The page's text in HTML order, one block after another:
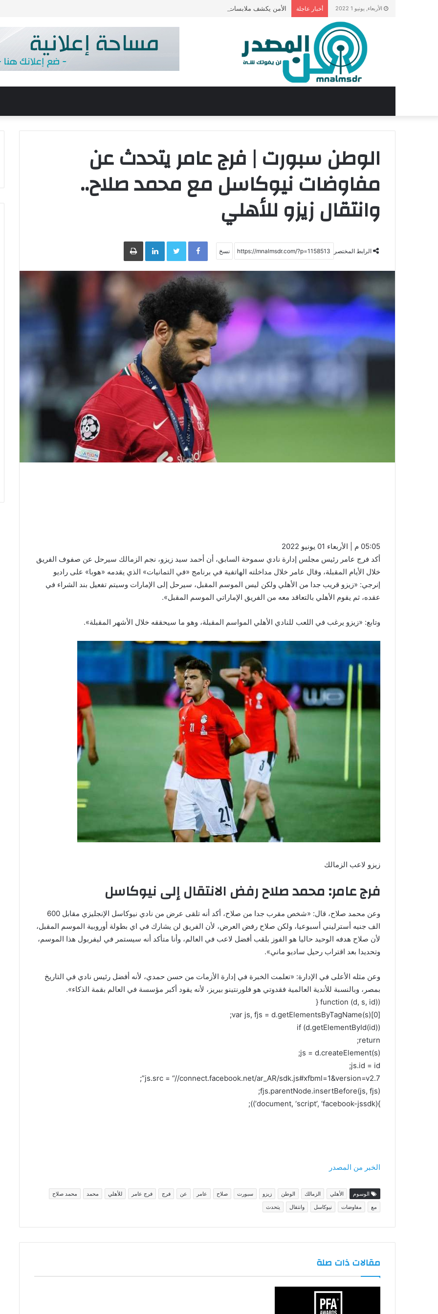
الأربعاء, يونيو 1 2022 أخبار عاجلة الأمن يكشف ملابسات فيديو إطلاق شخص النار على المارة بالدقهلية
الوطن سبورت | فرج عامر يتحدث عن
مفاوضات نيوكاسل مع محمد صلاح..
وانتقال زيزو للأهلي
الرابط المختصر
Facebook
Twitter
LinkedInطباعة
05:05 م | الأربعاء 01 يونيو 2022
أكد فرج عامر رئيس مجلس إدارة نادي سموحة السابق، أن أحمد سيد زيزو، نجم الزمالك سيرحل عن صفوف الفريق
خلال الأيام المقبلة، وقال عامر خلال مداخلته الهاتفية في برنامج «في التمانيات» الذي يقدمه «هوبا» على راديو
إنرجي: «زيزو قريب جدا من الأهلي ولكن ليس الموسم المقبل، سيرحل إلى الإمارات وسيتم تفعيل بند الشراء في
عقده، ثم يقوم الأهلي بالتعاقد معه من الفريق الإماراتي الموسم المقبل».
وتابع: «زيزو يرغب في اللعب للنادي الأهلي المواسم المقبلة، وهو ما سيحققه خلال الأشهر المقبلة».
زيزو لاعب الزمالك
فرج عامر: محمد صلاح رفض الانتقال إلى نيوكاسل
وعن محمد صلاح، قال: «شخص مقرب جدا من صلاح، أكد أنه تلقى عرض من نادي نيوكاسل الإنجليزي مقابل 600
الف جنيه أسترليني أسبوعيا، ولكن صلاح رفض العرض، لأن الفريق لن يشارك في اي بطولة أوروبية الموسم المقبل،
لأن صلاح هدفه الوحيد حاليا هو الفوز بلقب أفضل لاعب في العالم، وأنا متأكد أنه سيستمر في ليفربول هذا الموسم،
وتحديدا بعد اقتراب رحيل ساديو ماني».
وعن مثله الأعلى في الإدارة: «تعلمت الخبرة في إدارة الأزمات من حسن حمدي، لأنه أفضل رئيس نادي في التاريخ
بمصر، وبالنسبة للأندية العالمية فقدوتي هو فلورنتينو بيريز، لأنه يقود أكبر مؤسسة في العالم بقمة الذكاء».
(function (d, s, id) {
var js, fjs = d.getElementsByTagName(s)[0];
if (d.getElementById(id))
return;
js = d.createElement(s);
js.id = id;
js.src = “//connect.facebook.net/ar_AR/sdk.js#xfbml=1&version=v2.7”;
fjs.parentNode.insertBefore(js, fjs);
}(document, ‘script’, ‘facebook-jssdk’));
الخبر من المصدر
الوسوم الأهلي الزمالك الوطن زيزو سبورت صلاح عامر عن فرج فرج عامر للأهلي محمد
محمد صلاح
مع
مفاوضات نيوكاسل وانتقال يتحدث
مقالات ذات صلة